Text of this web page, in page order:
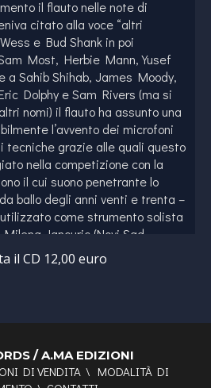
il flauto nelle note di
citato alla voce “altri
e Bud Shank in poi
Most, Herbie Mann, Yusef
a Sahib Shihab, James Moody,
Dolphy e Sam Rivers (ma si
nomi) il flauto ha assunto una
l’avvento dei microfoni
tecniche grazie alle quali questo
nella competizione con la
il cui suono penetrante lo
ballo degli anni venti e trenta –
come strumento solista
Jancuric (Novi Sad,
per intenderci non una
a suonarlo passando
ambienti statunitensi
quando ha deciso di pubblicare
Sanja Markovic,
il CD 12,00 euro
/ A.MA EDIZIONI
DI VENDITA \ MODALITÀ DI